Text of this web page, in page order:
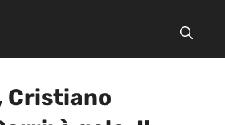
Cristiano